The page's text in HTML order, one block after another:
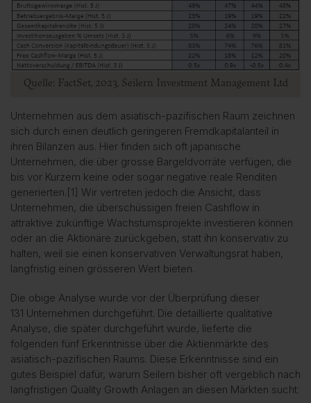
Quelle: FactSet, 2023, Seilern Investment Management Ltd
Unternehmen aus dem asiatisch-pazifischen Raum zeichnen
sich durch einen deutlich geringeren Fremdkapitalanteil in
ihren Bilanzen aus. Hier finden sich oft japanische
Unternehmen, die über grosse Bargeldvorräte verfügen, die
bis vor Kurzem keine oder sogar negative reale Renditen
generierten.[1] Wir vertreten jedoch die Ansicht, dass
Unternehmen, die überschüssigen freien Cashflow in
attraktive zukünftige Wachstumsprojekte investieren können
oder an die Aktionäre zurückgeben, statt ihn konservativ zu
halten, weil sie einen konservativen Verwaltungsrat haben,
langfristig einen grösseren Wert bieten.
Die obige Analyse wurde vor der Überprüfung dieser
131 Unternehmen durchgeführt. Die detaillierte qualitative
Analyse, die später durchgeführt wurde, lieferte die
folgenden fünf Erkenntnisse über die Aktienmärkte des
asiatisch-pazifischen Raums. Diese Erkenntnisse sind ein
gutes Beispiel dafür, warum Seilern bisher oft vergeblich nach
langfristigen Quality Growth Anlagen an diesen Märkten sucht: